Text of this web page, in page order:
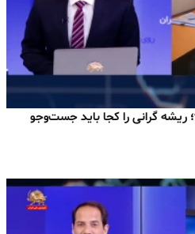
ریشه گرانی را کجا باید جست‌وجو